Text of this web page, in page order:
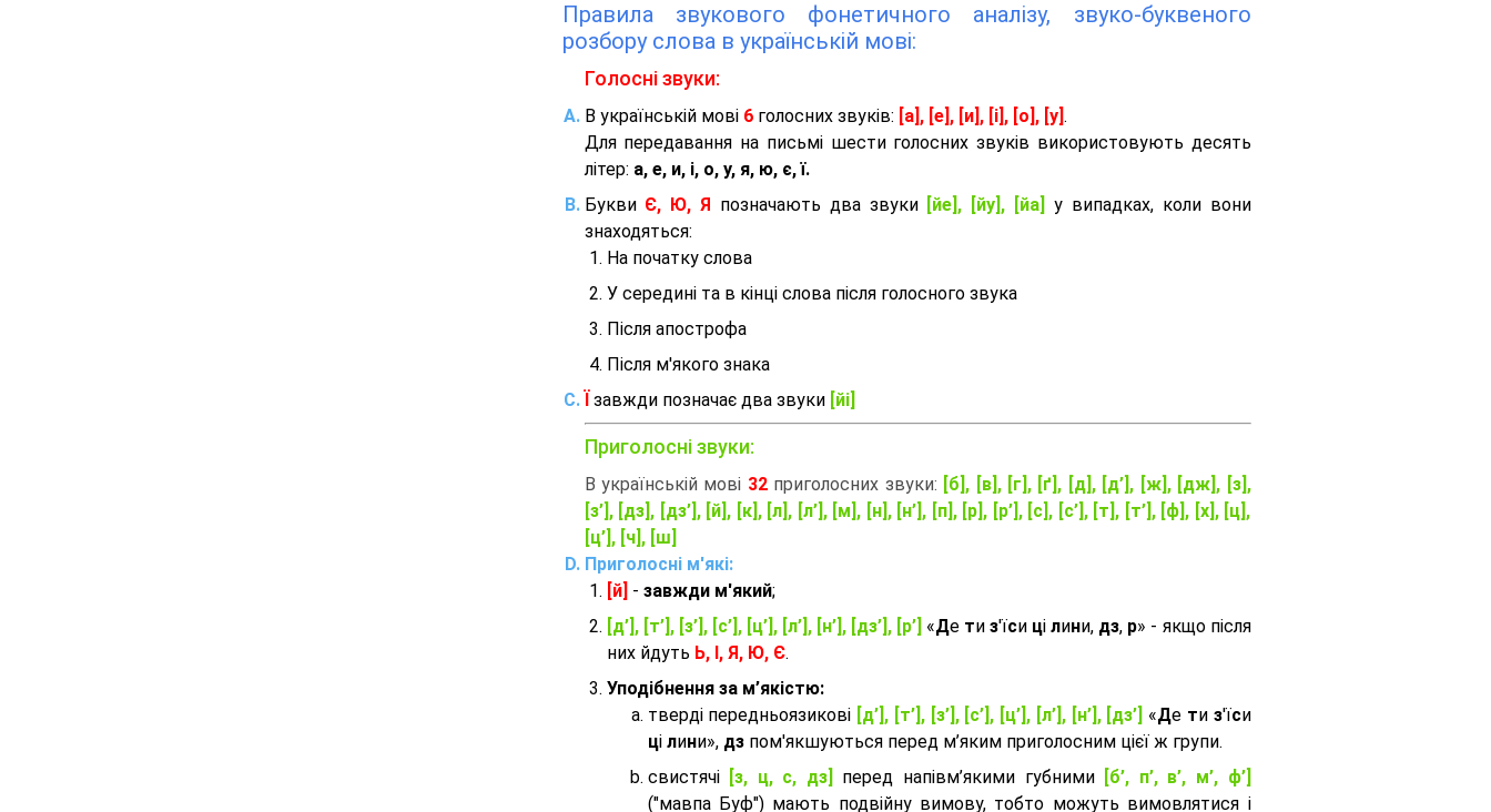
Правила звукового фонетичного аналізу, звуко-буквеного
розбору слова в українській мові:
Голосні звуки:
В українській мові 6голосних звуків: [а], [е], [и], [і], [о], [у] .
Для передавання на письмі шести голосних звуків використовують десять
літер: а, е, и, і, о, у, я, ю, є, ї.
Букви Є, Ю, Я позначають два звуки [йе], [йу], [йа]
у випадках, коли вони
знаходяться:
На початку слова
У середині та в кінці слова після голосного звука
Після апострофа
Після м'якого знака
завжди позначає два звуки [йі]
Приголосні звуки:
В українській мові 32приголосних звуки:
[б], [в], [г], [ґ], [д], [д’], [ж], [дж], [з],
[з’], [дз], [дз’], [й], [к], [л], [л’], [м], [н], [н’], [п], [р], [р’], [с], [с’], [т], [т’], [ф], [х], [ц],
[ц’], [ч], [ш]
Приголосні м'які:
[й] - завжди м'який;
[д’], [т’], [з’], [с’], [ц’], [л’], [н’], [дз’], [р’] «Де тиз'їси цілини, дз, р» - якщо після
них йдуть Ь, І, Я, Ю, Є.
Уподібнення за м’якістю:
тверді передньоязикові [д’], [т’], [з’], [с’], [ц’], [л’], [н’], [дз’] «Де ти з'їси
ці лини», дзпом'якшуються перед м’яким приголосним цієї ж групи.
cвистячі
[з, ц, с, дз] перед напівм’якими губними
[б’, п’, в’, м’, ф’]
("мавпа Буф") мають подвійну вимову, тобто можуть вимовлятися і